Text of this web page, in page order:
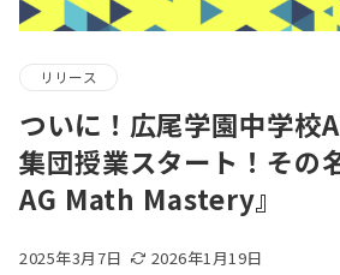
リリース
ついに！広尾学園中学校
集団授業スタート！その
AG Math Mastery』
2025年3月7日 2026年1月19日